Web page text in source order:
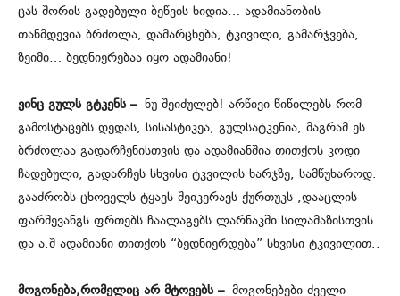
ცას შორის გადებული ბეწვის ხიდია… ადამიანობის
თანმდევია ბრძოლა, დამარცხება, ტკივილი, გამარჯვება,
ზეიმი… ბედნიერებაა იყო ადამიანი!
ვინც გულს გტკენს – ნუ შეიძულებ! არწივი წიწილებს რომ
გამოსტაცებს დედას, სისასტიკეა, გულსატკენია, მაგრამ ეს
ბრძოლაა გადარჩენისთვის და ადამიანშია თითქოს კოდი
ჩადებული, გადარჩეს სხვისი ტკვილის ხარჯზე, სამწუხაროდ.
გააძრობს ცხოველს ტყავს შეიკერავს ქურთუკს ,დააცლის
ფარშევანგს ფრთებს ჩაალაგებს ლარნაკში სილამაზისთვის
და ა.შ ადამიანი თითქოს “ბედნიერდება” სხვისი ტკივილით..
მოგონება,რომელიც არ მტოვებს – მოგონებები ძველი